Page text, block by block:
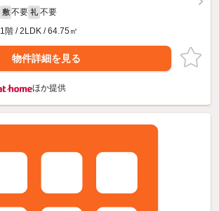
敷 不要 礼 不要
1階 / 2LDK / 64.75㎡
物件詳細を見る
ほか提供